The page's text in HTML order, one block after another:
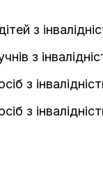
з
учнів з
з
осіб з